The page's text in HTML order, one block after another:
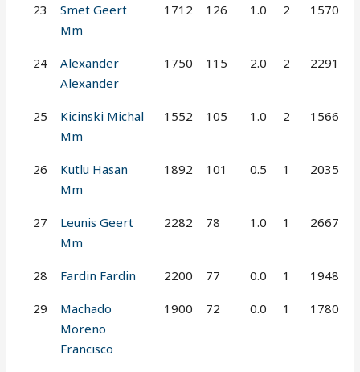
23
Smet Geert
Mm
1712 126 1.0 2 1570
24
Alexander
Alexander
1750 115 2.0 2 2291
25
Kicinski Michal
Mm
1552 105 1.0 2 1566
26
Kutlu Hasan
Mm
1892 101 0.5 1 2035
27
Leunis Geert
Mm
2282 78 1.0 1 2667
28 Fardin Fardin 2200 77 0.0 1 1948
29
Machado
Moreno
Francisco
1900 72 0.0 1 1780